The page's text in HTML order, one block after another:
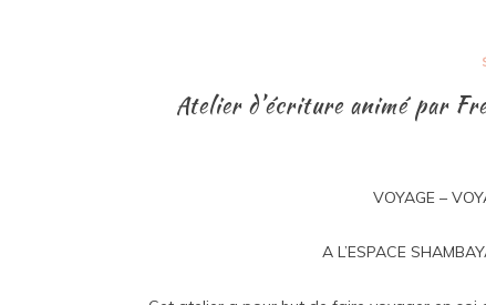
Atelier d’écriture animé par
VOYAGE –
A L’ESPACE